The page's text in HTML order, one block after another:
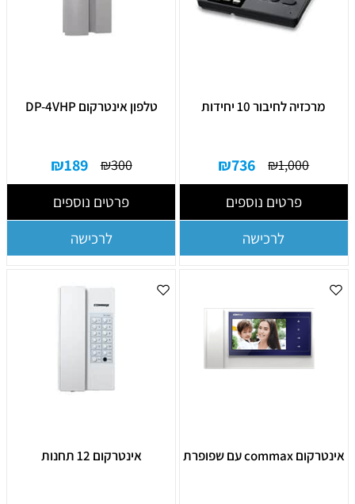
מרכזיה לחיבור 10 יחידות
₪1,000
₪736
פרטים נוספים
לרכישה
טלפון אינטרקום DP-4VHP
₪300
₪189
פרטים נוספים
לרכישה
אינטרקום commax עם שפופרת אינטרקום 12 תחנות